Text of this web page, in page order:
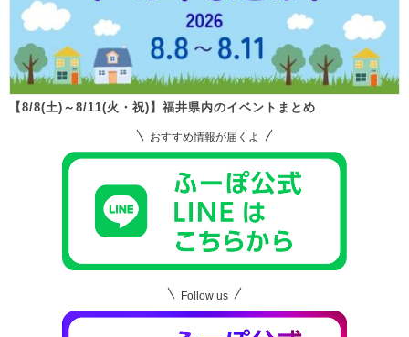
【8/8(土)～8/11(火・祝)】福井県内のイベントまとめ
おすすめ情報が届くよ
Follow us